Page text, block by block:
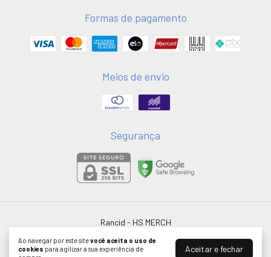
Ao navegar por este sitevocê aceita o uso de
cookies para agilizar a sua experiência de
Aceitar e fechar
Formas de pagamento
Meios de envio
Segurança
Rancid - HS MERCH